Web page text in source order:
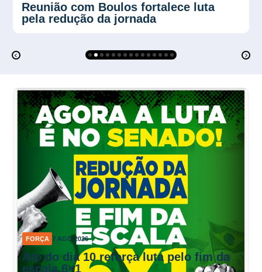
Plano Verão reforça proteção contra
calor no trabalho
FORÇA 7 AGO 2026
Ato do dia 10 reforça luta pelo fim da
escala 6×1